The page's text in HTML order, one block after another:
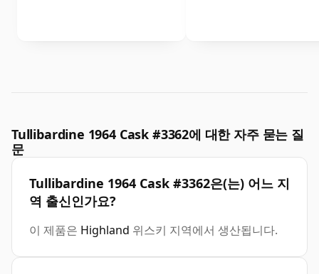
Tullibardine 1964 Cask #3362에 대한 자주 묻는 질
문
Tullibardine 1964 Cask #3362은(는) 어느 지
역 출신인가요?
이 제품은 Highland 위스키 지역에서 생산됩니다.